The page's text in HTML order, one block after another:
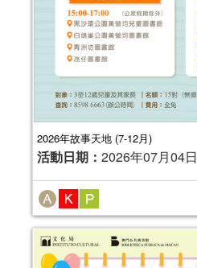
2026年故事天地 (7-12月)
活動日期： 2026年07月04日